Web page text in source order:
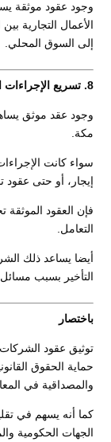
وجود عقود موثقة
الأعمال التجارية
إلى السوق المحلي.
8. تسريع الإجراءات القانونية والتجارية
وجود عقد موثق
مكة.
سواء كانت
إيجار، أو حتى عقود
فإن العقود
التعامل.
أيضا يساعد ذلك
التأخير بسبب مسائل
باختصار
توثيق عقود
حماية الحقوق
والمصداقية في
كما أنه يسهم في
الجهات الحكومية